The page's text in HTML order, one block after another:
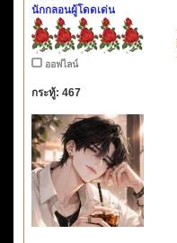
นักกลอนผู้โดดเด่น
ออฟไลน์
กระทู้: 467